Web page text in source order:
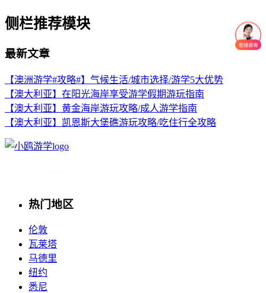
侧栏推荐模块
最新文章
【澳洲游学#攻略#】气候生活/城市选择/游学5大优势
【澳大利亚】在阳光海岸享受游学假期游玩指南
【澳大利亚】黄金海岸游玩攻略/成人游学指南
【澳大利亚】凯恩斯大堡礁游玩攻略/吃住行全攻略
热门地区
伦敦
瓦莱塔
马德里
纽约
悉尼